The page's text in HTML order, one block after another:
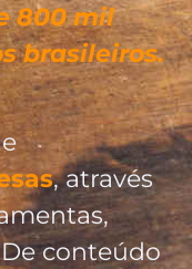
800 mil
brasileiros.
, através
conteúdo